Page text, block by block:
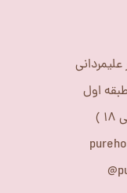
اول